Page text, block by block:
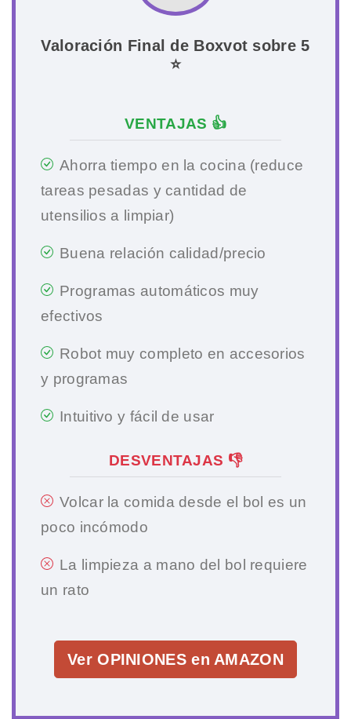
Valoración Final de Boxvot sobre 5
⭐
VENTAJAS 👍
Ahorra tiempo en la cocina (reduce
tareas pesadas y cantidad de
utensilios a limpiar)
Buena relación calidad/precio
Programas automáticos muy
efectivos
Robot muy completo en accesorios
y programas
Intuitivo y fácil de usar
DESVENTAJAS 👎
Volcar la comida desde el bol es un
poco incómodo
La limpieza a mano del bol requiere
un rato
Ver OPINIONES en AMAZON